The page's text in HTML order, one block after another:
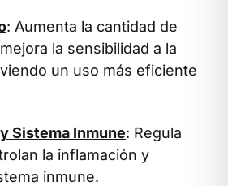
: Aumenta la cantidad de
la sensibilidad a la
un uso más eficiente
Sistema Inmune: Regula
la inflamación y
inmune.